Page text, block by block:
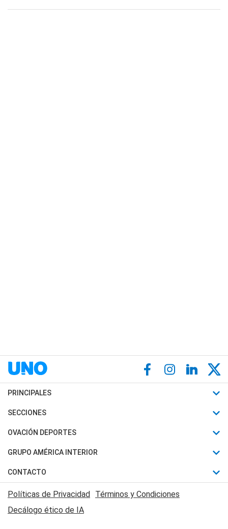
PRINCIPALES
Últimas Noticias
Política
Judiciales
Economia
SECCIONES
Horóscopo
Motores
Trucos caseros
Series y Películas
Edictos y Solicitadas
OVACIÓN DEPORTES
Fútbol
Mundial
Automovilismo
Rugby
GRUPO AMÉRICA INTERIOR
Canal 7 en Vivo
CONTACTO
Acerca de Nosotros
Contactanos
Políticas de Privacidad Términos y Condiciones
Decálogo ético de IA